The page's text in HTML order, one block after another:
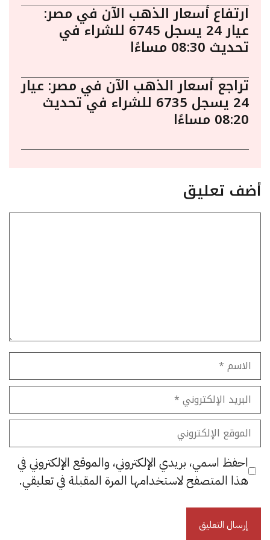
ارتفاع أسعار الذهب الآن في مصر:
عيار 24 يسجل 6745 للشراء في
تحديث 08:30 مساءًا
تراجع أسعار الذهب الآن في مصر: عيار
24 يسجل 6735 للشراء في تحديث
08:20 مساءًا
أضف تعليق
الاسم
البريد
الإلكتروني
الموقع
الإلكتروني
احفظ اسمي، بريدي الإلكتروني، والموقع الإلكتروني في
هذا المتصفح لاستخدامها المرة المقبلة في تعليقي.